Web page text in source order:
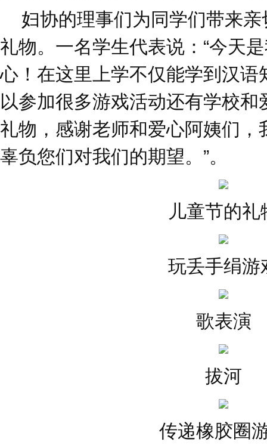
妇协的理事们为同学们带来亲
礼物。一名学生代表说：“今天
心！在这里上学不仅能学到汉语
以参加很多游戏活动还有学校
礼物，感谢老师和爱心阿姨们
辜负您们对我们的期望。”。
儿童节的礼
玩丢手绢游
歌表演
拔河
传递橡胶圈